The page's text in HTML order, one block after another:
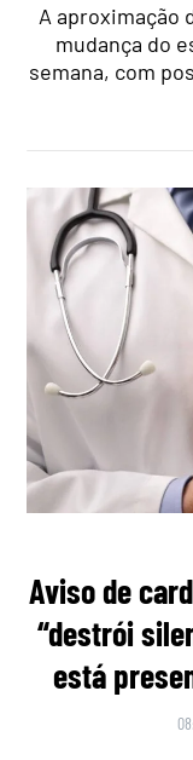
A aproximação
mudança do
semana, com
Aviso de
“destrói
está